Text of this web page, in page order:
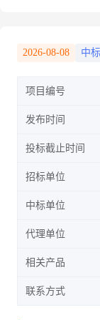
2026-08-08 中
项目编号
发布时间
投标截止时间
招标单位
中标单位
代理单位
相关产品
联系方式